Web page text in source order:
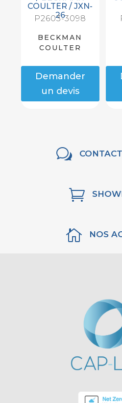
COULTER / JXN-
26
P2603-3098
BECKMAN
COULTER
Demander
un devis
w

 NOS